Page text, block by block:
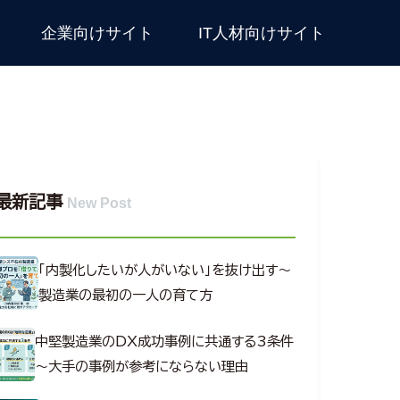
企業向けサイト IT人材向けサイト
新記事 New Post
「内製化したいが人がいない」を抜け出す～
製造業の最初の一人の育て方
中堅製造業のDX成功事例に共通する3条件
～大手の事例が参考にならない理由